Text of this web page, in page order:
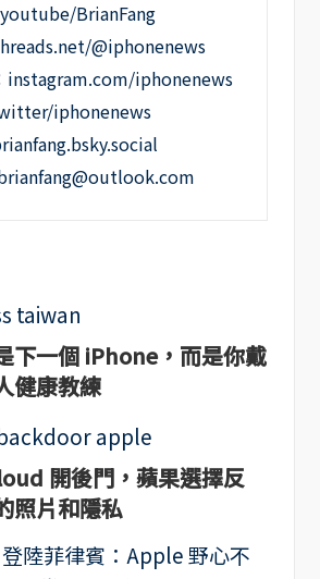
youtube/BrianFang
@iphonenews
instagram.com/iphonenews
iphonenews
下一個 iPhone，而是你戴
健康教練
開後門，蘋果選擇反
照片和隱私